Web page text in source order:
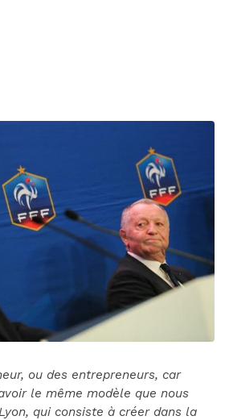
ou des entrepreneurs, car
le même modèle que nous
qui consiste à créer dans la